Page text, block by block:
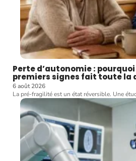
Perte d’autonomie :
premiers signes fait toute la
6 août 2026
La pré-fragilité est un état réversible. Une